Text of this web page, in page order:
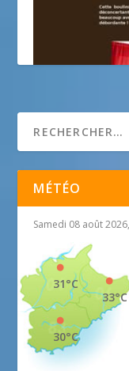
MÉTÉO
Samedi 08 août
33°C
31°C
30°C